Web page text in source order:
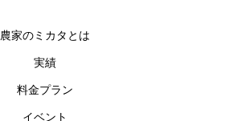
農家のミカタとは
実績
料金プラン
イベント